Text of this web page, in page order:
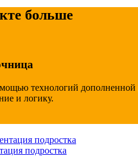
больше
технологий дополненной
и логику.
подростка